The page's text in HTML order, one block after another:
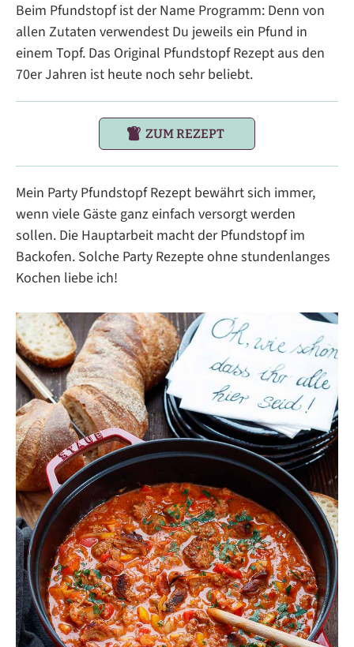
Beim Pfundstopf ist der Name Programm: Denn von
allen Zutaten verwendest Du jeweils ein Pfund in
einem Topf. Das Original Pfundstopf Rezept aus den
70er Jahren ist heute noch sehr beliebt.
ZUM REZEPT
Mein Party Pfundstopf Rezept bewährt sich immer,
wenn viele Gäste ganz einfach versorgt werden
sollen. Die Hauptarbeit macht der Pfundstopf im
Backofen. Solche Party Rezepte ohne stundenlanges
Kochen liebe ich!